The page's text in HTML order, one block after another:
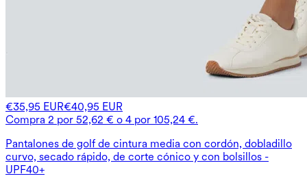
€35,95 EUR€40,95 EUR
Compra 2 por 52,62 € o 4 por 105,24 €.
Pantalones de golf de cintura media con cordón, dobladillo
curvo, secado rápido, de corte cónico y con bolsillos -
UPF40+